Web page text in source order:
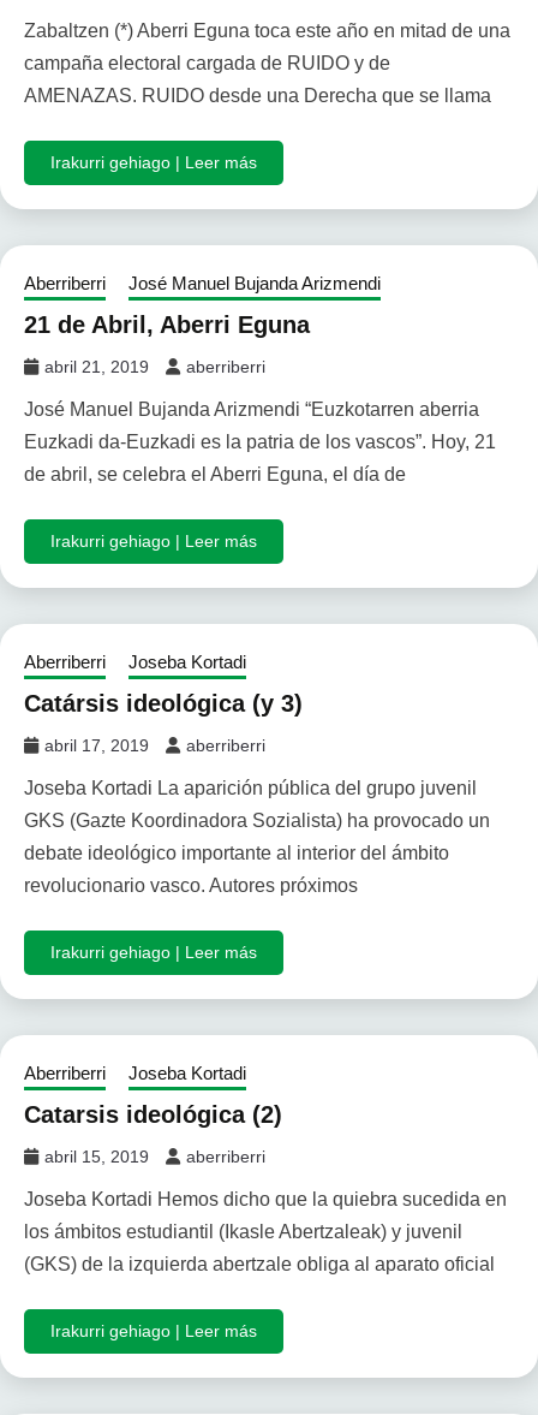
Zabaltzen (*) Aberri Eguna toca este año en mitad de una
campaña electoral cargada de RUIDO y de
AMENAZAS. RUIDO desde una Derecha que se llama
Irakurri gehiago | Leer más
Aberriberri José Manuel Bujanda Arizmendi
21 de Abril, Aberri Eguna
abril 21, 2019 aberriberri
José Manuel Bujanda Arizmendi “Euzkotarren aberria
Euzkadi da-Euzkadi es la patria de los vascos”. Hoy, 21
de abril, se celebra el Aberri Eguna, el día de
Irakurri gehiago | Leer más
Aberriberri Joseba Kortadi
Catársis ideológica (y 3)
abril 17, 2019 aberriberri
Joseba Kortadi La aparición pública del grupo juvenil
GKS (Gazte Koordinadora Sozialista) ha provocado un
debate ideológico importante al interior del ámbito
revolucionario vasco. Autores próximos
Irakurri gehiago | Leer más
Aberriberri Joseba Kortadi
Catarsis ideológica (2)
abril 15, 2019 aberriberri
Joseba Kortadi Hemos dicho que la quiebra sucedida en
los ámbitos estudiantil (Ikasle Abertzaleak) y juvenil
(GKS) de la izquierda abertzale obliga al aparato oficial
Irakurri gehiago | Leer más